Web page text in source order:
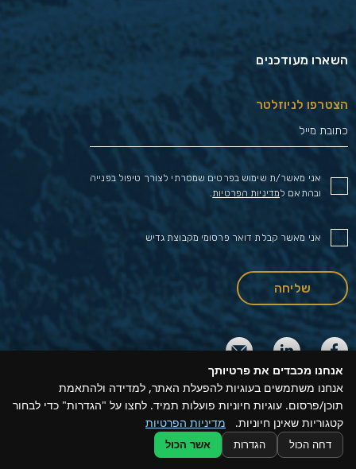
השארו מעודכנים
הצטרפו לניוזלטר
אני מאשר/ת שימוש בפרטים שמסרתי לצורך טיפול בפנייה
ובהתאם למדיניות הפרטיות
אני מאשר קבלת דואר פרסומי מקבוצת גדיש
© 2021 Gadish Ldt. All rights reseved
Design by Namelesspace
אנחנו מכבדים את פרטיותך
אנחנו משתמשים בעוגיות להפעלת האתר, למדידה ולהתאמת
תוכן/פרסום. עוגיות חיוניות פועלות תמיד. לחצו על "הגדרות" כדי לבחור
קטגוריות שאינן חיוניות.
מדיניות הפרטיות
דחה הכול הגדרות אשר הכול